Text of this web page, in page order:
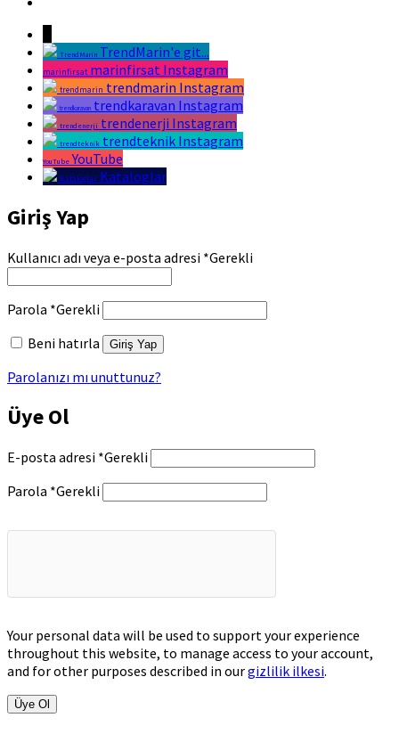
TrendMarin TrendMarin'e git...
marinfirsat marinfirsat Instagram
trendmarin trendmarin Instagram
trendkaravan trendkaravan Instagram
trendenerji trendenerji Instagram
trendteknik trendteknik Instagram
YouTube YouTube
Kataloglar Kataloglar
Giriş Yap
Kullanıcı adı veya e-posta adresi *Gerekli
Parola *Gerekli
Beni hatırla
Giriş Yap
Parolanızı mı unuttunuz?
Üye Ol
E-posta adresi *Gerekli
Parola *Gerekli
Your personal data will be used to support your experience
throughout this website, to manage access to your account,
and for other purposes described in ourgizlilik ilkesi.
Üye Ol